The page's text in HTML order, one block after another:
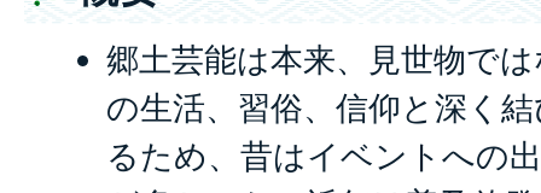
郷土芸能は本来、見世物で
の生活、習俗、信仰と深く
るため、昔はイベントへの